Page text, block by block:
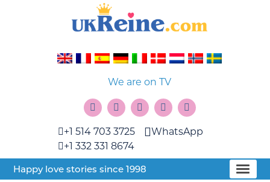
We are on TV
+1 514 703 3725
+1 332 331 8674
WhatsApp
Happy love stories since 1998